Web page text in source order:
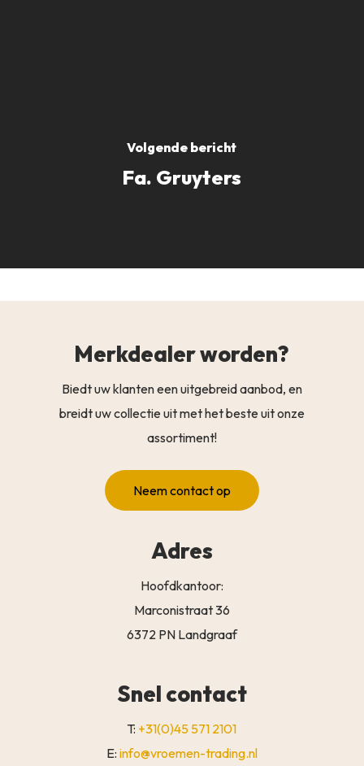
Volgende bericht
Fa. Gruyters
Merkdealer worden?
Biedt uw klanten een uitgebreid aanbod, en
breidt uw collectie uit met het beste uit onze
assortiment!
Neem contact op
Adres
Hoofdkantoor:
Marconistraat 36
6372 PN Landgraaf
Snel contact
T: +31(0)45 571 2101
E: info@vroemen-trading.nl